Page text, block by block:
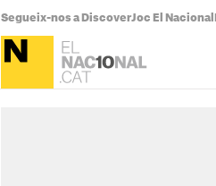
Segueix-nos a DiscoverJoc El Nacional